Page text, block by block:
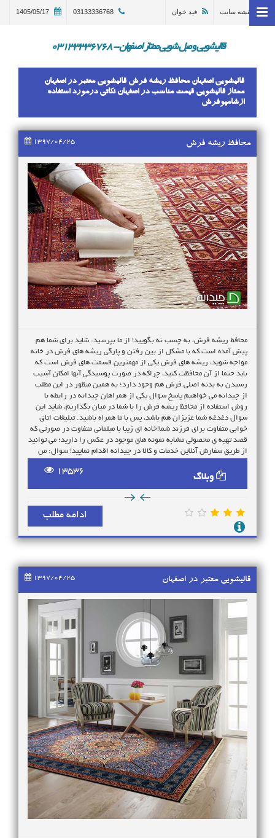
خانه
ترمیم و تعمیر قالی اصفهان
گالری
درباره ما
تماس با ما
در خواست سرویس
03133336768
1405/05/17 نقشه سایت فید خوان
قالیشویی و مبل شویی ممتاز اصفهان - 03133336768
قالیشویی اصفهان محافظ ریشه فرش قالیشویی معتبر در اصفهان
ممتاز قالیشویی قیمت مناسب در اصفهان نکاتی درمورد استفاده
ازشامپوفرش
محافظ ریشه فرش 1397/04/25
محافظ ریشه فرش، به چسب نه بگویید! از ما بپرسید: شاید برای شما هم
پیش آمده است که با مشکل از بین رفتن و پارگی ریشه های فرش در خانه
مواجه شوید، ریشه های فرش یکی از مهمترین قسمت های فرش است که
باید حتما از آن محافظت کنید، چراکه در صورت پوسیدگی آنها امکان آسیب
رسیدن به بدنه اصلی فرش هم وجود دارد؛ به همین منظور در این مطلب
از چیدانه می خواهیم پاسخ سوال یکی از همراهان چیدانه در رابطه با
روش استفاده از محافظ ریشه فرش را با شما در میان بگذاریم، شاید این
سوال دغدغه شما عزیزان هم باشد، پس با ما همراه باشید. تبلیغات اتاق
خوابی متفاوت برای فرزند شما!خانه ای زیبا با مبلمانی متفاوت در صورتی که
قصد تهیه ی محصولی مشابه نمونه های موجود در عکس را دارید؛ می توانید
از طریق سفارش آنلاین خدمات و کالا در چیدانه اقدام نمایید! سوال: من
اما وقتی برای شستن به قالیشویی بردم اثر چسب روی فرش ها باقی موند
پاسخ: بهتر است بدانید یکی از زیبایی های قابل انکار فرش ها ریشه های آن
است، پس بهتر است آنها را به شکل طبیعی خود نگه دارید و یا درصورت
لزوم از روش بافت ریشه فرش و تا کردن ریشه به زیر فرش کمک بگیرید،
اما اگر به سبب جلوگیری از آلوده شدن و نامنظم شدن ریشه های فرش آن
را با چسب مرتب می کنید بهتر است برای محافظت صحیح از محافظ ریشه
ریشه فرش در قبال کثیفی و خرابی ریشه است که بر خلاف دیگر روش های
رایج از قبیل استفاده از چسب ریشه فرش به فرش آسیب نمی رساند، این
محافظ با اجازه ی عبور هوا در بین ریشه ها از آسیب و پوسیدگی ریشه
فرش جلوگیری می کند. مراکز فروش محافظ ریشه فرش: محافظ ریشه فرش
را می توانید از فروشگاه های عرضه لوازم پلاستیکی در بازارهای بزرگ و یا
قالیشویی ها تهیه کنید. زمان تعویض کاور ریشه فرش: توجه داشته باشید
که حتما هر سه ماه یک بار محافظ ریشه فرش ها تعویض کنید تا آسیبی به
بافت فرش شما وارد نشود.
وبلاگ
13536
ادامه مطلب
قالیشویی معتبر در اصفهان 1397/04/25